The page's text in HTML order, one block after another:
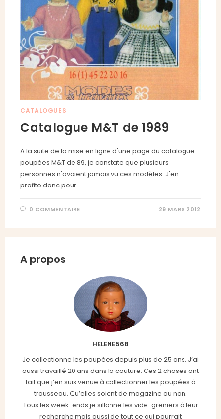
CATALOGUES
Catalogue M&T de 1989
A la suite de la mise en ligne d'une page du catalogue
poupées M&T de 89, je constate que plusieurs
personnes n'avaient jamais vu ces modèles. J'en
profite donc pour…
0 COMMENTAIRE 29 MARS 2012
A propos
HELENE568
Je collectionne les poupées depuis plus de 25 ans. J’ai
aussi travaillé 20 ans dans la couture. Ces 2 choses ont
fait que j’en suis venue à collectionner les poupées à
trousseau. Qu’elles soient de magazine ou non.
Tous les week-ends je sillonne les vide-greniers à leur
recherche mais aussi de tout ce qui pourrait